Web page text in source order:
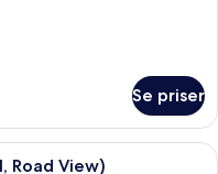
Se priser
sängkläder,
Road View)